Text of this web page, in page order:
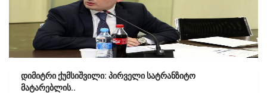
დიმიტრი ქუმსიშვილი: პირველი სატრანზიტო
მატარებლის..